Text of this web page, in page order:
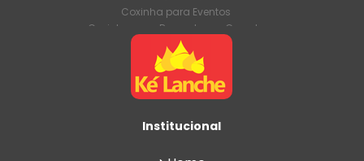
Coxinha para Eventos
Coxinha para Revenda em Grande
Quantidade
Coxinha para Venda Direto da Fábrica
Coxinha para Venda em Atacado
Croissant para Revenda em Grande
Croissant para Venda Direto da Fábrica
Institucional